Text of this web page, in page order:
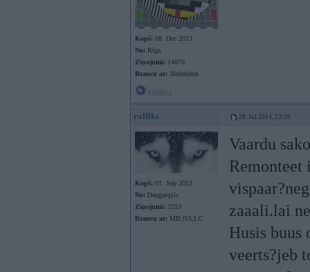
Kopš: 08. Dec 2013
No: Rīga
Ziņojumi: 14076
Braucu ar: 30niekiem
ralfiks 28. Jul 2014, 23:29
Kopš: 01. Sep 2013
No: Daugavpils
Ziņojumi: 3253
Braucu ar: MB;f15;LC
Vaardu
Remonteet
zaaali.lai
Husis buus
veerts?jeb